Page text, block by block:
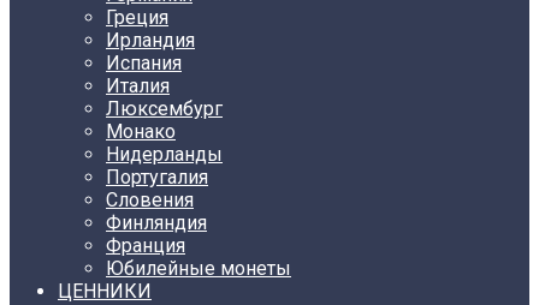
Греция
Ирландия
Испания
Италия
Люксембург
Монако
Нидерланды
Португалия
Словения
Финляндия
Франция
Юбилейные монеты
ЦЕННИКИ